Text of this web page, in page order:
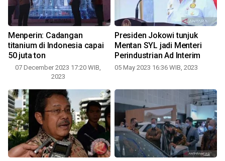
Menperin: Cadangan
titanium di Indonesia capai
50 juta ton
07 December 2023 17:20 WIB,
2023
Presiden Jokowi tunjuk
Mentan SYL jadi Menteri
Perindustrian Ad Interim
05 May 2023 16:36 WIB, 2023